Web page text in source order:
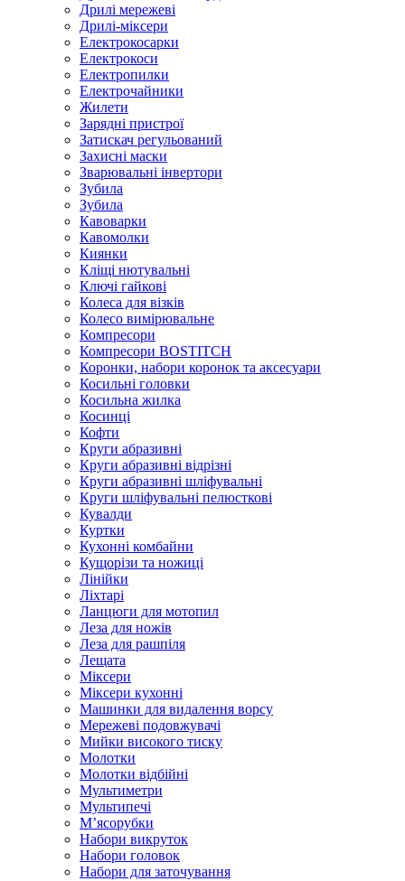
Дрилі мережеві
Дрилі-міксери
Електрокосарки
Електрокоси
Електропилки
Електрочайники
Жилети
Зарядні пристрої
Затискач регульований
Захисні маски
Зварювальні інвертори
Зубила
Зубила
Кавоварки
Кавомолки
Киянки
Кліщі нютувальні
Ключі гайкові
Колеса для візків
Колесо вимірювальне
Компресори
Компресори BOSTITCH
Коронки, набори коронок та аксесуари
Косильні головки
Косильна жилка
Косинці
Кофти
Круги абразивні
Круги абразивні відрізні
Круги абразивні шліфувальні
Круги шліфувальні пелюсткові
Кувалди
Куртки
Кухонні комбайни
Кущорізи та ножиці
Лінійки
Ліхтарі
Ланцюги для мотопил
Леза для ножів
Леза для рашпіля
Лещата
Міксери
Міксери кухонні
Машинки для видалення ворсу
Мережеві подовжувачі
Мийки високого тиску
Молотки
Молотки відбійні
Мультиметри
Мультипечі
М’ясорубки
Набори викруток
Набори головок
Набори для заточування